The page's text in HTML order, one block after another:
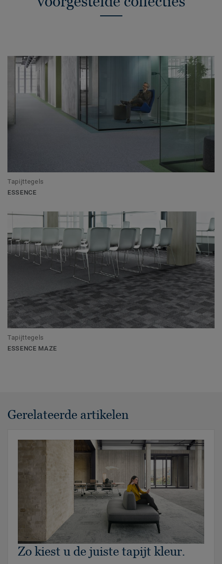
Tapijttegels
ESSENCE
Tapijttegels
ESSENCE MAZE
Gerelateerde artikelen
Zo kiest u de juiste tapijt kleur.